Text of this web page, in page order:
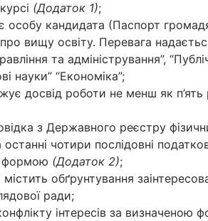
(Додаток 1);
особу кандидата (Паспорт
вищу освіту. Перевага
та адміністрування”,
науки” “Економіка”;
досвід роботи не менш як п’ять
з Державного реєстру
чотири послідовні
формою (Додаток 2);
обґрунтування
ради;
інтересів за визначеною